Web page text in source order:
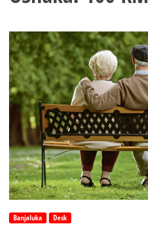
Banjaluka Desk